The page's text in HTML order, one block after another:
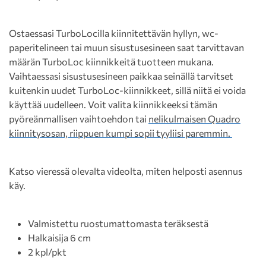
Ostaessasi TurboLocilla kiinnitettävän hyllyn, wc-
paperitelineen tai muun sisustusesineen saat tarvittavan
määrän TurboLoc kiinnikkeitä tuotteen mukana.
Vaihtaessasi sisustusesineen paikkaa seinällä tarvitset
kuitenkin uudet TurboLoc-kiinnikkeet, sillä niitä ei voida
käyttää uudelleen. Voit valita kiinnikkeeksi tämän
pyöreänmallisen vaihtoehdon tai nelikulmaisen Quadro
kiinnitysosan, riippuen kumpi sopii tyyliisi paremmin.
Katso vieressä olevalta videolta, miten helposti asennus
käy.
Valmistettu ruostumattomasta teräksestä
Halkaisija 6 cm
2 kpl/pkt